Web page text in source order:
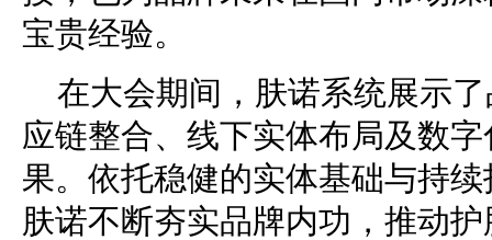
宝贵经验。
在大会期间，肤诺系统展示
应链整合、线下实体布局及数
果。依托稳健的实体基础与持
肤诺不断夯实品牌内功，推动